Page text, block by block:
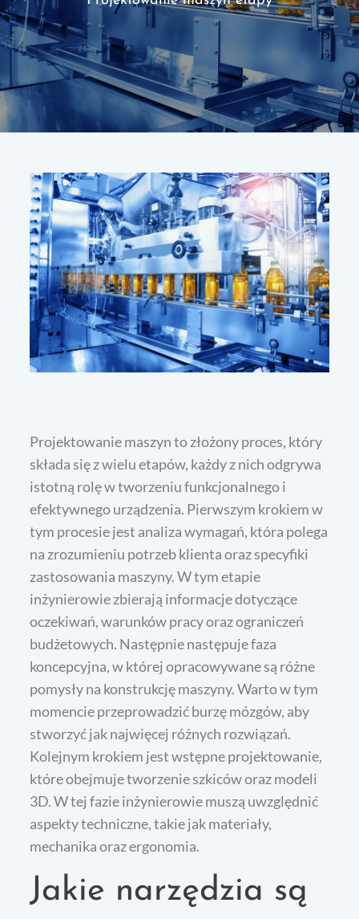
Projektowanie maszyn to złożony proces, który
składa się z wielu etapów, każdy z nich odgrywa
istotną rolę w tworzeniu funkcjonalnego i
efektywnego urządzenia. Pierwszym krokiem w
tym procesie jest analiza wymagań, która polega
na zrozumieniu potrzeb klienta oraz specyfiki
zastosowania maszyny. W tym etapie
inżynierowie zbierają informacje dotyczące
oczekiwań, warunków pracy oraz ograniczeń
budżetowych. Następnie następuje faza
koncepcyjna, w której opracowywane są różne
pomysły na konstrukcję maszyny. Warto w tym
momencie przeprowadzić burzę mózgów, aby
stworzyć jak najwięcej różnych rozwiązań.
Kolejnym krokiem jest wstępne projektowanie,
które obejmuje tworzenie szkiców oraz modeli
3D. W tej fazie inżynierowie muszą uwzględnić
aspekty techniczne, takie jak materiały,
mechanika oraz ergonomia.
Jakie narzędzia są